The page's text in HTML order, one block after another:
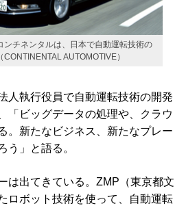
ンチネンタルは、日本で自動運転技術の
AUTOMOTIVE）
人執行役員で自動運転技術の開発
「ビッグデータの処理や、クラウ
。新たなビジネス、新たなプレー
う」と語る。
は出てきている。ZMP（東京都文
ロボット技術を使って、自動運転